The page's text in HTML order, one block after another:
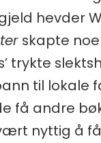
hevder
skapte
trykte
til lokale
få andre
nyttig å